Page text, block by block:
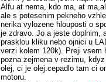
Alfu at nema, kdo ma, at
ale s potesenim pekneho
nerika vylozene hlouposti o
je zdravo. Jo a jeste doplnim,
prasklou kliku nebo ojnici u
verzi kolem 120k). Preji vsem
pozna zejmena v rezimu,
olej, ci je olej.cepadlo tam ci
motoru.